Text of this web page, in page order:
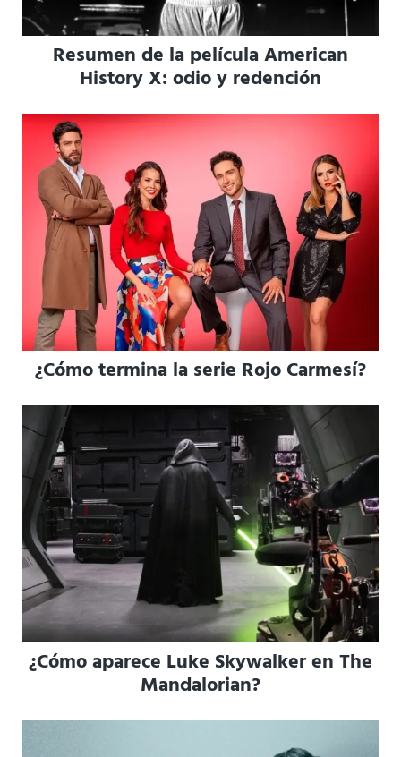
Resumen de la película American
History X: odio y redención
¿Cómo termina la serie Rojo Carmesí?
¿Cómo aparece Luke Skywalker en The
Mandalorian?